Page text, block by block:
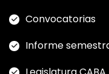
Convocatorias
Informe